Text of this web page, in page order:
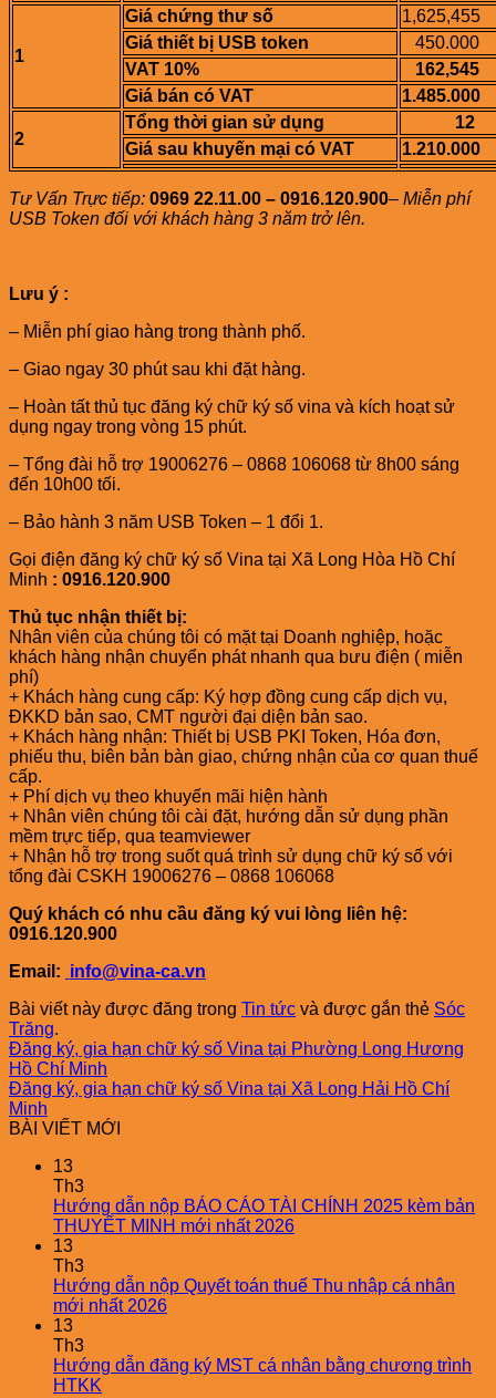
1
Giá chứng thư số
1,625,455
Giá thiết bị USB token
450.000
VAT 10%
162,545
Giá bán có VAT
1.485.000
2
Tổng thời gian sử dụng
12
Giá sau khuyến mại có VAT
1.210.000
Tư Vấn Trực tiếp: 0969 22.11.00 – 0916.120.900– Miễn phí
USB Token đối với khách hàng 3 năm trở lên.
Lưu ý :
– Miễn phí giao hàng trong thành phố.
– Giao ngay 30 phút sau khi đặt hàng.
– Hoàn tất thủ tục đăng ký chữ ký số vina và kích hoạt sử
dụng ngay trong vòng 15 phút.
– Tổng đài hỗ trợ 19006276 – 0868 106068 từ 8h00 sáng
đến 10h00 tối.
– Bảo hành 3 năm USB Token – 1 đổi 1.
Gọi điện đăng ký chữ ký số Vina tại Xã Long Hòa Hồ Chí
Minh : 0916.120.900
Thủ tục nhận thiết bị:
Nhân viên của chúng tôi có mặt tại Doanh nghiệp, hoặc
khách hàng nhận chuyển phát nhanh qua bưu điện ( miễn
phí)
+ Khách hàng cung cấp: Ký hợp đồng cung cấp dịch vụ,
ĐKKD bản sao, CMT người đại diện bản sao.
+ Khách hàng nhận: Thiết bị USB PKI Token, Hóa đơn,
phiếu thu, biên bản bàn giao, chứng nhận của cơ quan thuế
cấp.
+ Phí dịch vụ theo khuyến mãi hiện hành
+ Nhân viên chúng tôi cài đặt, hướng dẫn sử dụng phần
mềm trực tiếp, qua teamviewer
+ Nhận hỗ trợ trong suốt quá trình sử dụng chữ ký số với
tổng đài CSKH 19006276 – 0868 106068
Quý khách có nhu cầu đăng ký vui lòng liên hệ:
0916.120.900
Email: info@vina-ca.vn
Bài viết này được đăng trong Tin tức và được gắn thẻ Sóc
Trăng.
Đăng ký, gia hạn chữ ký số Vina tại Phường Long Hương
Hồ Chí Minh
Đăng ký, gia hạn chữ ký số Vina tại Xã Long Hải Hồ Chí
Minh
BÀI VIẾT MỚI
13
Th3
Hướng dẫn nộp BÁO CÁO TÀI CHÍNH 2025 kèm bản
THUYẾT MINH mới nhất 2026
13
Th3
Hướng dẫn nộp Quyết toán thuế Thu nhập cá nhân
mới nhất 2026
13
Th3
Hướng dẫn đăng ký MST cá nhân bằng chương trình
HTKK